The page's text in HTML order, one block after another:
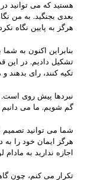
هستید که می توانید
بعدی بجنگید. به من
هرگز به پایین نگاه
بنابراین اکنون به
تشکیل دادیم. در این
تکیه کنند، رای بدهند
نبردها پیش روی است.
گم شویم. ما می
شما می توانید
هرگز ایمان خود را به
اجازه ندارید به مادام
تکرار می کنم، چون